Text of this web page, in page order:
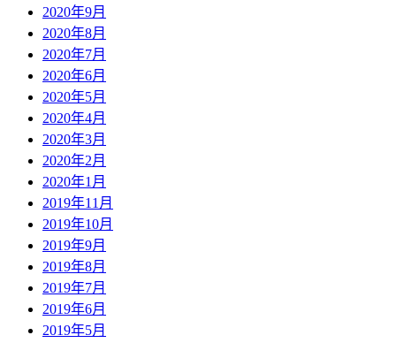
2020年9月
2020年8月
2020年7月
2020年6月
2020年5月
2020年4月
2020年3月
2020年2月
2020年1月
2019年11月
2019年10月
2019年9月
2019年8月
2019年7月
2019年6月
2019年5月